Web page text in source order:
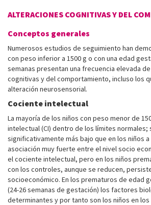
ALTERACIONES COGNITIVAS Y DEL
Conceptos generales
Numerosos estudios de seguimiento han
con peso inferior a 1500 g o con una edad
semanas presentan una frecuencia elevada
cognitivas y del comportamiento, incluso los
alteración neurosensorial.
Cociente intelectual
La mayoría de los niños con peso menor de
intelectual (CI) dentro de los límites normales;
significativamente más bajo que en los niños a
asociación muy fuerte entre el nivel socio
el cociente intelectual, pero en los niños
con los controles, aunque se reducen,
socioeconómico. En los prematuros de edad
(24-26 semanas de gestación) los factores
determinantes y por tanto son los niños en